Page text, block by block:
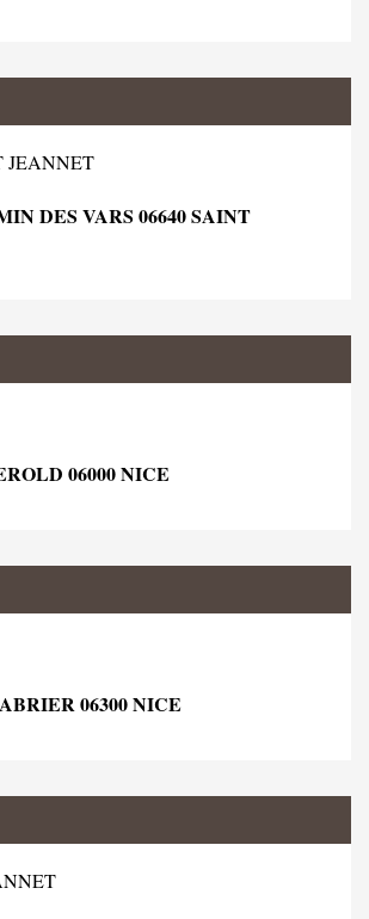
JEANNET
DES VARS 06640 SAINT
06000 NICE
06300 NICE